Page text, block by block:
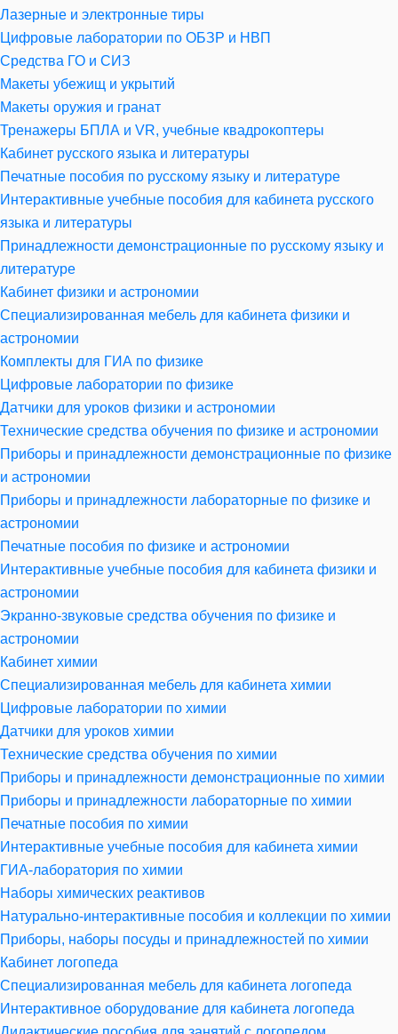
Лазерные и электронные тиры
Цифровые лаборатории по ОБЗР и НВП
Средства ГО и СИЗ
Макеты убежищ и укрытий
Макеты оружия и гранат
Тренажеры БПЛА и VR, учебные квадрокоптеры
Кабинет русского языка и литературы
Печатные пособия по русскому языку и литературе
Интерактивные учебные пособия для кабинета русского
языка и литературы
Принадлежности демонстрационные по русскому языку и
литературе
Кабинет физики и астрономии
Специализированная мебель для кабинета физики и
астрономии
Комплекты для ГИА по физике
Цифровые лаборатории по физике
Датчики для уроков физики и астрономии
Технические средства обучения по физике и астрономии
Приборы и принадлежности демонстрационные по физике
и астрономии
Приборы и принадлежности лабораторные по физике и
астрономии
Печатные пособия по физике и астрономии
Интерактивные учебные пособия для кабинета физики и
астрономии
Экранно-звуковые средства обучения по физике и
астрономии
Кабинет химии
Специализированная мебель для кабинета химии
Цифровые лаборатории по химии
Датчики для уроков химии
Технические средства обучения по химии
Приборы и принадлежности демонстрационные по химии
Приборы и принадлежности лабораторные по химии
Печатные пособия по химии
Интерактивные учебные пособия для кабинета химии
ГИА-лаборатория по химии
Наборы химических реактивов
Натурально-интерактивные пособия и коллекции по химии
Приборы, наборы посуды и принадлежностей по химии
Кабинет логопеда
Специализированная мебель для кабинета логопеда
Интерактивное оборудование для кабинета логопеда